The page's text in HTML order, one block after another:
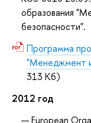
образования
безопасности".
Программа
"Менеджмент
313 Кб)
2012 год
European